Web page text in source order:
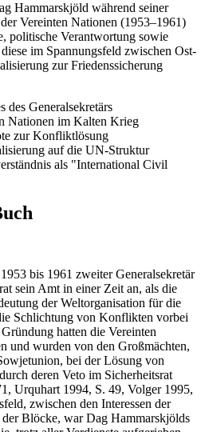
Hammarskjöld während seiner
Vereinten Nationen (1953–1961)
politische Verantwortung sowie
im Spannungsfeld zwischen Ost-
zur Friedenssicherung
des Generalsekretärs
Nationen im Kalten Krieg
zur Konfliktlösung
auf die UN-Struktur
als "International Civil
bis 1961 zweiter Generalsekretär
sein Amt in einer Zeit an, als die
der Weltorganisation für die
Schlichtung von Konflikten vorbei
hatten die Vereinten
und wurden von den Großmächten,
bei der Lösung von
deren Veto im Sicherheitsrat
Urquhart 1994, S. 49, Volger 1995,
zwischen den Interessen der
Blöcke, war Dag Hammarskjölds